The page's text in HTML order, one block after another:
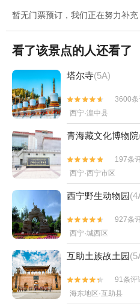
暂无门票预订，我们正在努力补充
看了该景点的人还看了
塔尔寺(5A)


3600条
西宁·湟中县
青海藏文化博物院


197条
西宁·西宁市区
西宁野生动物园


927条
西宁·城西区
互助土族故土园


91条评
海东地区·互助县